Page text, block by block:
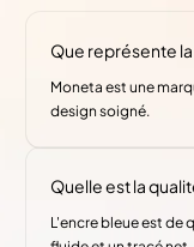
Que représente
Moneta est une
design soigné.
Quelle est la
L'encre bleue est de